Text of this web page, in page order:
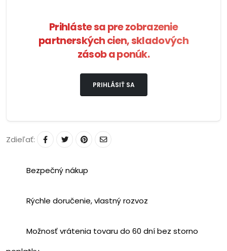
Prihláste sa pre zobrazenie
partnerských cien, skladových
zásob a ponúk.
PRIHLÁSIŤ SA
Zdieľať:
Bezpečný nákup
Rýchle doručenie, vlastný rozvoz
Možnosť vrátenia tovaru do 60 dní bez storno